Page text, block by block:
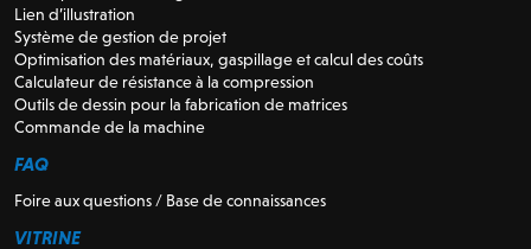
Lien d’illustration
Système de gestion de projet
Optimisation des matériaux, gaspillage et calcul des coûts
Calculateur de résistance à la compression
Outils de dessin pour la fabrication de matrices
Commande de la machine
FAQ
Foire aux questions / Base de connaissances
VITRINE